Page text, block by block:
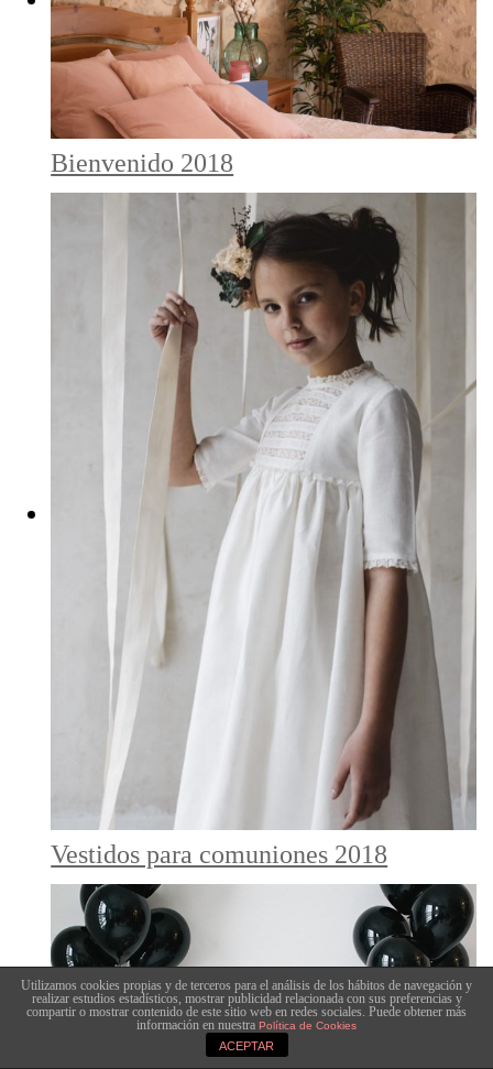
Bienvenido 2018
Vestidos para comuniones 2018
Utilizamos cookies propias y de terceros para el análisis de los hábitos de navegación y
realizar estudios estadísticos, mostrar publicidad relacionada con sus preferencias y
compartir o mostrar contenido de este sitio web en redes sociales. Puede obtener más
información en nuestra Política de Cookies
ACEPTAR